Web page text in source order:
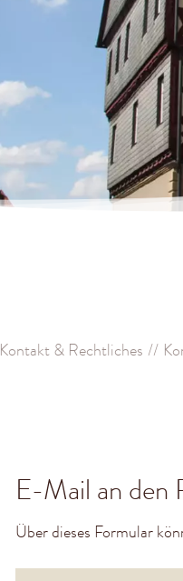
Kontakt & Rechtliches
E-Mail an den
Über dieses Formular
Zum